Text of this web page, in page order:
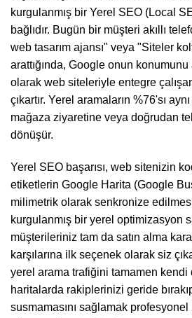
kurgulanmış bir Yerel SEO (Local
bağlıdır. Bugün bir müşteri akıllı
web tasarım ajansı" veya "Siteler
arattığında, Google onun
olarak web siteleriyle entegre
çıkartır. Yerel aramaların %76'sı
mağaza ziyaretine veya doğrudan
dönüşür.
Yerel SEO başarısı, web sitenizin
etiketlerin Google Harita (Google
milimetrik olarak senkronize
kurgulanmış bir yerel optimizasyon
müşterileriniz tam da satın alma
karşılarına ilk seçenek olarak siz
yerel arama trafiğini tamamen kendi
haritalarda rakiplerinizi geride
susmamasını sağlamak